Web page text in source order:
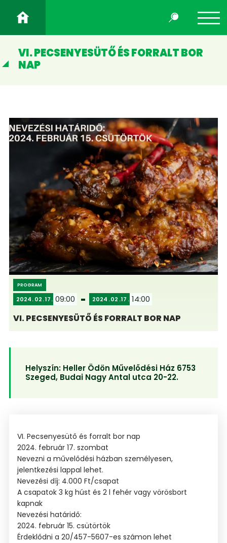
VI. PECSENYESÜTŐ ÉS FORRALT BOR
NAP
PROGRAM
2024 02 17 09:00 2024 02 17 14:00
VI. PECSENYESÜTŐ ÉS FORRALT BOR NAP
Helyszín: Heller Ödön Művelődési Ház 6753
Szeged, Budai Nagy Antal utca 20-22.
VI. Pecsenyesütő és forralt bor nap
2024. február 17. szombat
Nevezni a művelődési házban személyesen,
jelentkezési lappal lehet.
Nevezési díj: 4.000 Ft/csapat
A csapatok 3 kg húst és 2 l fehér vagy vörösbort
kapnak
Nevezési határidő:
2024. február 15. csütörtök
Érdeklődni a 20/457-5607-es számon lehet